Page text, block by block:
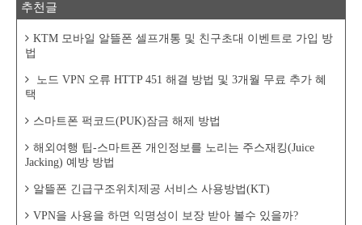
추천글
KTM 모바일 알뜰폰 셀프개통 및 친구초대 이벤트로 가입 방
법
노드 VPN 오류 HTTP 451 해결 방법 및 3개월 무료 추가 혜
택
스마트폰 퍽코드(PUK)잠금 해제 방법
해외여행 팁-스마트폰 개인정보를 노리는 주스재킹(Juice
Jacking) 예방 방법
알뜰폰 긴급구조위치제공 서비스 사용방법(KT)
VPN을 사용을 하면 익명성이 보장 받아 볼수 있을까?